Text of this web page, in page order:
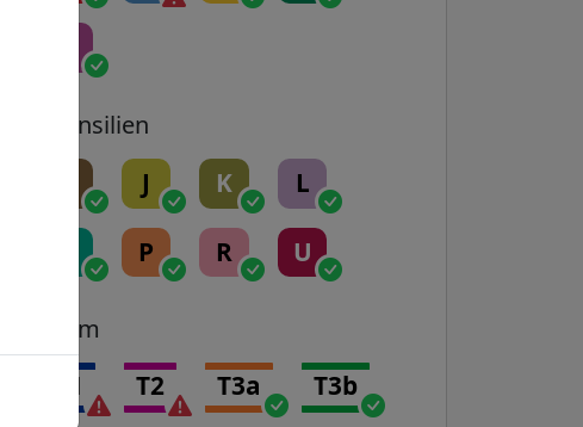
Transilien
J K L
P R U
Tram
T1 T2 T3a T3b